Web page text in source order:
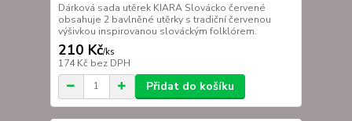
Dárková sada utěrek KIARA Slovácko červené
obsahuje 2 bavlněné utěrky s tradiční červenou
výšivkou inspirovanou slováckým folklórem.
210 Kč/ks
174 Kč bez DPH
Přidat do košíku